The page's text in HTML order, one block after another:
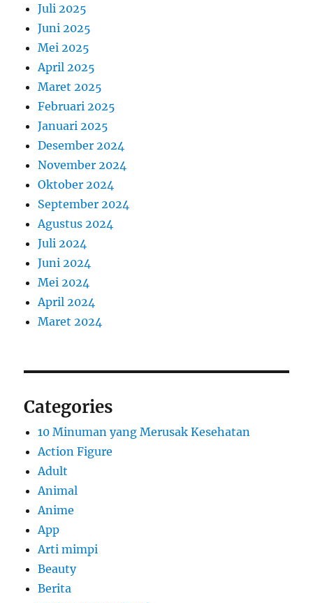
Juli 2025
Juni 2025
Mei 2025
April 2025
Maret 2025
Februari 2025
Januari 2025
Desember 2024
November 2024
Oktober 2024
September 2024
Agustus 2024
Juli 2024
Juni 2024
Mei 2024
April 2024
Maret 2024
Categories
10 Minuman yang Merusak Kesehatan
Action Figure
Adult
Animal
Anime
App
Arti mimpi
Beauty
Berita